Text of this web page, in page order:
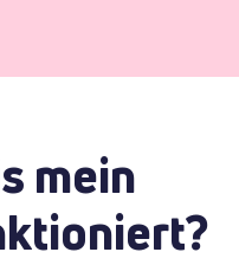
mein